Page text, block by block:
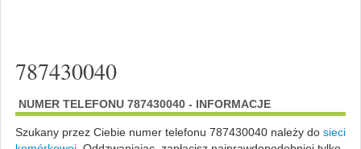
787430040
NUMER TELEFONU 787430040 - INFORMACJE
Szukany przez Ciebie numer telefonu 787430040 należy do sieci